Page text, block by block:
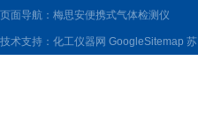
页面导航：梅思安便携式气体检测仪
技术支持： 化工仪器网 GoogleSitemap